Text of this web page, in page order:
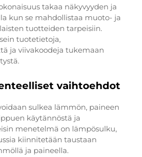
takaa näkyvyyden ja
kun se mahdollistaa muoto- ja
tuotteiden tarpeisiin.
tuotetietoja,
ja viivakoodeja tukemaan
vaihtoehdot
sulkea lämmön, paineen
käytännöstä ja
menetelmä on lämpösulku,
kiinnitetään taustaan
ja paineella.